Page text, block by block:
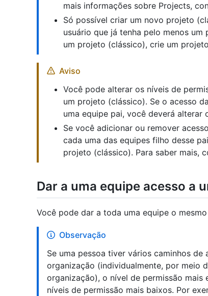
mais informações sobre Projects,
Só possível criar um novo projeto
usuário que já tenha pelo menos
um projeto (clássico), crie um
Aviso
Você pode alterar os níveis de
um projeto (clássico). Se o acesso
uma equipe pai, você deverá
Se você adicionar ou remover
cada uma das equipes filho desse
projeto (clássico). Para saber mais,
Dar a uma equipe acesso a
Você pode dar a toda uma equipe o
Observação
Se uma pessoa tiver vários caminhos
organização (individualmente, por meio
organização), o nível de permissão
níveis de permissão mais baixos. Por